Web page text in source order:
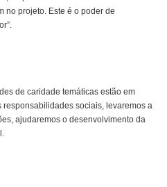
no projeto. Este é o poder de
de caridade temáticas estão em
sociais, levaremos a
ajudaremos o desenvolvimento da